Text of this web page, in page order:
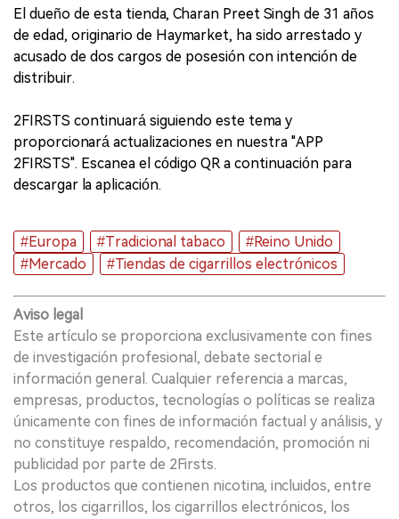
El dueño de esta tienda, Charan Preet Singh de 31 años
de edad, originario de Haymarket, ha sido arrestado y
acusado de dos cargos de posesión con intención de
distribuir.
2FIRSTS continuará siguiendo este tema y
proporcionará actualizaciones en nuestra "APP
2FIRSTS". Escanea el código QR a continuación para
descargar la aplicación.
#Europa #Tradicional tabaco
#Reino Unido
#Mercado
#Tiendas de cigarrillos electrónicos
Aviso legal
Este artículo se proporciona exclusivamente con fines
de investigación profesional, debate sectorial e
información general. Cualquier referencia a marcas,
empresas, productos, tecnologías o políticas se realiza
únicamente con fines de información factual y análisis, y
no constituye respaldo, recomendación, promoción ni
publicidad por parte de 2Firsts.
Los productos que contienen nicotina, incluidos, entre
otros, los cigarrillos, los cigarrillos electrónicos, los